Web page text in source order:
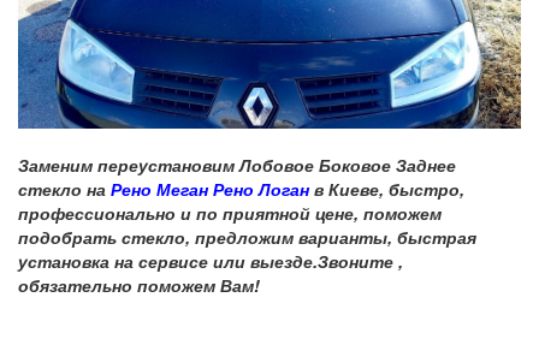
Заменим переустановим Лобовое Боковое Заднее
стекло на Рено Меган Рено Логан в Киеве, быстро,
профессионально и по приятной цене, поможем
подобрать стекло, предложим варианты, быстрая
установка на сервисе или выезде.Звоните ,
обязательно поможем Вам!